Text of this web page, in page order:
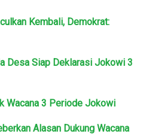
Kembali, Demokrat:
Desa Siap Deklarasi Jokowi 3
Wacana 3 Periode Jokowi
Alasan Dukung Wacana